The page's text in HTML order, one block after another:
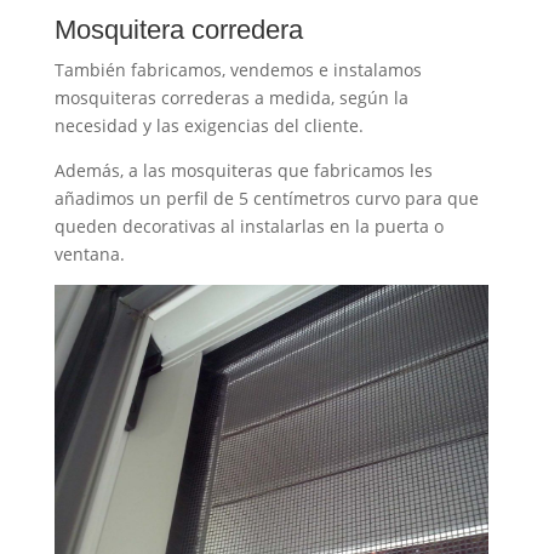
Mosquitera corredera
También fabricamos, vendemos e instalamos
mosquiteras correderas a medida, según la
necesidad y las exigencias del cliente.
Además, a las mosquiteras que fabricamos les
añadimos un perfil de 5 centímetros curvo para que
queden decorativas al instalarlas en la puerta o
ventana.